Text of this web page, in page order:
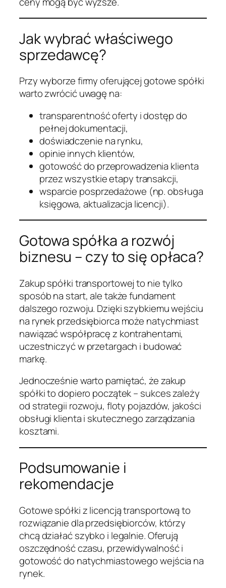
Jak wybrać właściwego
sprzedawcę?
Przy wyborze firmy oferującej gotowe spółki
warto zwrócić uwagę na:
transparentność oferty i dostęp do
pełnej dokumentacji,
doświadczenie na rynku,
opinie innych klientów,
gotowość do przeprowadzenia klienta
przez wszystkie etapy transakcji,
wsparcie posprzedażowe (np. obsługa
księgowa, aktualizacja licencji).
Gotowa spółka a rozwój
biznesu – czy to się opłaca?
Zakup spółki transportowej to nie tylko
sposób na start, ale także fundament
dalszego rozwoju. Dzięki szybkiemu wejściu
na rynek przedsiębiorca może natychmiast
nawiązać współpracę z kontrahentami,
uczestniczyć w przetargach i budować
markę.
Jednocześnie warto pamiętać, że zakup
spółki to dopiero początek – sukces zależy
od strategii rozwoju, floty pojazdów, jakości
obsługi klienta i skutecznego zarządzania
kosztami.
Podsumowanie i
rekomendacje
Gotowe spółki z licencją transportową to
rozwiązanie dla przedsiębiorców, którzy
chcą działać szybko i legalnie. Oferują
oszczędność czasu, przewidywalność i
gotowość do natychmiastowego wejścia na
rynek.